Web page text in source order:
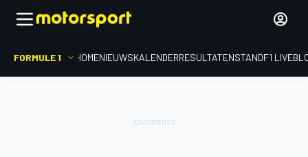
FORMULE 1 HOMENIEUWSKALENDERRESULTATENSTANDF1